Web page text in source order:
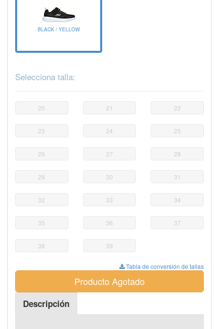
BLACK / YELLOW
Selecciona talla:
20 21 22
23 24 25
26 27 28
29 30 31
32 33 34
35 36 37
38 39
Tabla de conversión de tallas
Producto Agotado
Descripción